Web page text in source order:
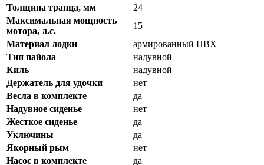
Толщина транца, мм
24
Максимальная мощность
мотора, л.с.
15
Материал лодки
армированный ПВХ
Тип пайола
надувной
Киль
надувной
Держатель для удочки
нет
Весла в комплекте
да
Надувное сиденье
нет
Жесткое сиденье
да
Уключины
да
Якорный рым
нет
Насос в комплекте
да